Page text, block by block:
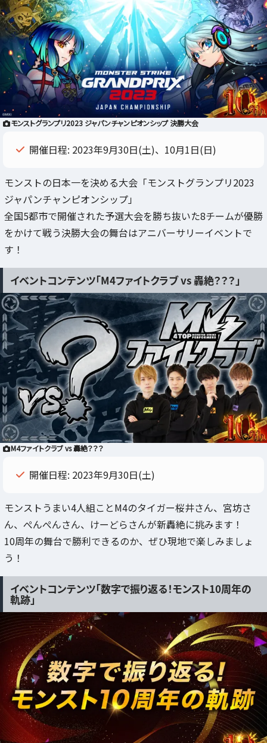
モンストグランプリ2023 ジャパンチャンピオンシップ 決勝大会
開催日程: 2023年9月30日(土)、10月1日(日)
モンストの日本一を決める大会「モンストグランプリ2023
ジャパンチャンピオンシップ」
全国5都市で開催された予選大会を勝ち抜いた8チームが優勝
をかけて戦う決勝大会の舞台はアニバーサリーイベントで
す！
イベントコンテンツ「M4ファイトクラブ vs 轟絶？？？」
M4ファイトクラブ vs 轟絶？？？
開催日程: 2023年9月30日(土)
モンストうまい4人組ことM4のタイガー桜井さん、宮坊さ
ん、ぺんぺんさん、けーどらさんが新轟絶に挑みます！
10周年の舞台で勝利できるのか、ぜひ現地で楽しみましょ
う！
イベントコンテンツ「数字で振り返る！モンスト10周年の
軌跡」